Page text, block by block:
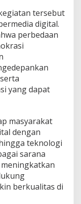
tersebut
digital.
perbedaan
yang dapat
masyarakat
dengan
teknologi
sarana
berkualitas di